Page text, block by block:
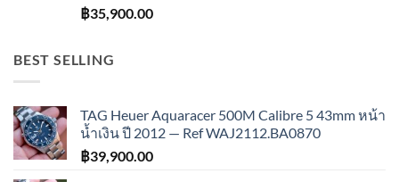
฿35,900.00
BEST SELLING
TAG Heuer Aquaracer 500M Calibre 5 43mm หน้า
น้ำเงิน ปี 2012 — Ref WAJ2112.BA0870
฿39,900.00